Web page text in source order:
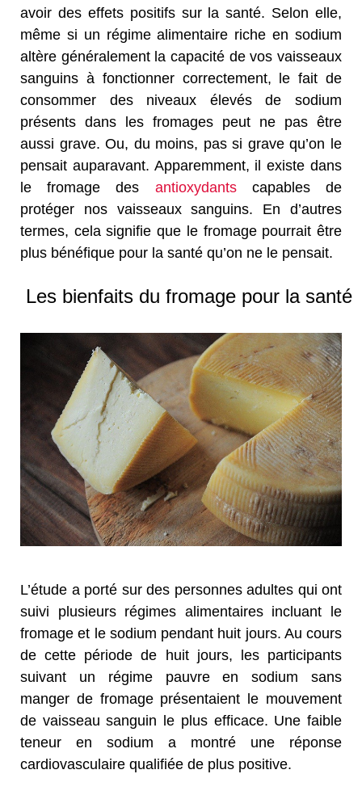
avoir des effets positifs sur la santé. Selon elle,
même si un régime alimentaire riche en sodium
altère généralement la capacité de vos vaisseaux
sanguins à fonctionner correctement, le fait de
consommer des niveaux élevés de sodium
présents dans les fromages peut ne pas être
aussi grave. Ou, du moins, pas si grave qu’on le
pensait auparavant. Apparemment, il existe dans
le fromage des antioxydantscapables de
protéger nos vaisseaux sanguins. En d’autres
termes, cela signifie que le fromage pourrait être
plus bénéfique pour la santé qu’on ne le pensait.
Les bienfaits du fromage pour la santé
L’étude a porté sur des personnes adultes qui ont
suivi plusieurs régimes alimentaires incluant le
fromage et le sodium pendant huit jours. Au cours
de cette période de huit jours, les participants
suivant un régime pauvre en sodium sans
manger de fromage présentaient le mouvement
de vaisseau sanguin le plus efficace. Une faible
teneur en sodium a montré une réponse
cardiovasculaire qualifiée de plus positive.